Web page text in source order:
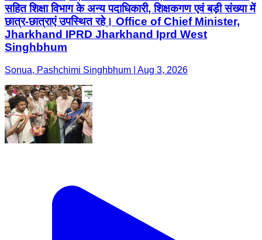
सहित शिक्षा विभाग के अन्य पदाधिकारी, शिक्षकगण एवं बड़ी संख्या में
छात्र-छात्राएं उपस्थित रहे। Office of Chief Minister,
Jharkhand IPRD Jharkhand Iprd West
Singhbhum
Sonua, Pashchimi Singhbhum | Aug 3, 2026